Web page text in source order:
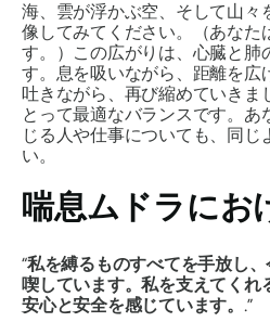
海、雲が浮かぶ空、そして山々
像してみてください。（あなた
す。）この広がりは、心臓と肺
す。息を吸いながら、距離を広
吐きながら、再び縮めていきま
とって最適なバランスです。あ
じる人や仕事についても、同じ
い。
喘息ムドラにお
“私を縛るものすべてを手放し
喫しています。私を支えてくれ
安心と安全を感じています。 .”